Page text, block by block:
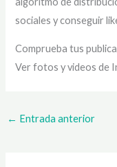
sociales y conseguir
Comprueba tus
Ver fotos y videos de
← Entrada anterior